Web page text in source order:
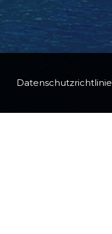
Datenschutzrichtlinie